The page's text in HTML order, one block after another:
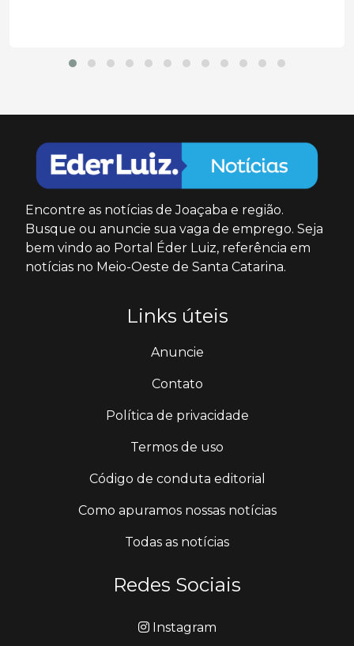
Encontre as notícias de Joaçaba e região.
Busque ou anuncie sua vaga de emprego. Seja
bem vindo ao Portal Éder Luiz, referência em
notícias no Meio-Oeste de Santa Catarina.
Links úteis
Anuncie
Contato
Política de privacidade
Termos de uso
Código de conduta editorial
Como apuramos nossas notícias
Todas as notícias
Redes Sociais
Instagram